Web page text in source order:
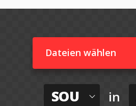
Dateien wählen
SOU in